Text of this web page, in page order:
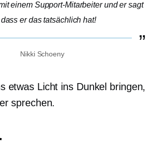
einem Support-Mitarbeiter und er sagt
dass er das tatsächlich hat!
Nikki Schoeny
etwas Licht ins Dunkel bringen,
sprechen.